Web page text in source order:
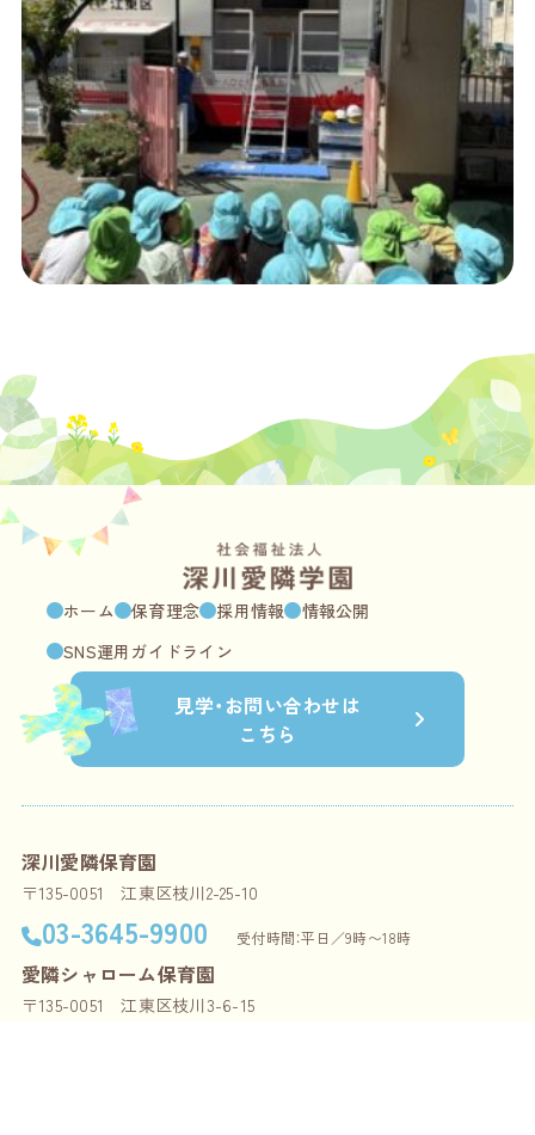
ホーム 保育理念 採用情報
情報公開
SNS運用ガイドライン
見学・ お問い合わせは
こちら
深川愛隣保育園
〒135-0051 江東区枝川2-25-10
03-3645-9900 受付時間：平日／9時〜18時
愛隣シャローム保育園
〒135-0051 江東区枝川3-6-15